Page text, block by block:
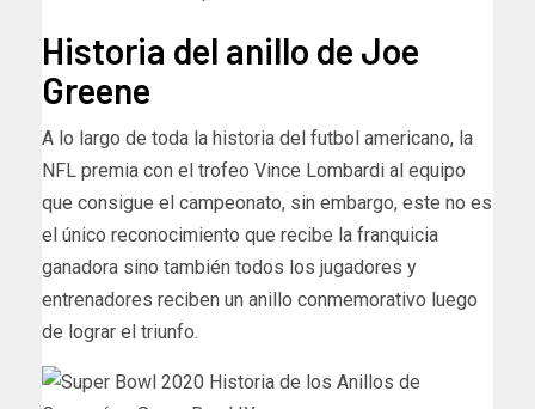
Historia del anillo de Joe
Greene
A lo largo de toda la historia del futbol americano, la
NFL premia con el trofeo Vince Lombardi al equipo
que consigue el campeonato, sin embargo, este no es
el único reconocimiento que recibe la franquicia
ganadora sino también todos los jugadores y
entrenadores reciben un anillo conmemorativo luego
de lograr el triunfo.